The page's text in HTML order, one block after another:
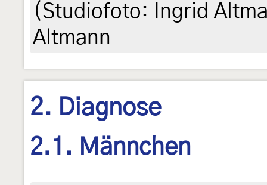
(Studiofoto: Ingrid
Altmann
2. Diagnose
2.1. Männchen